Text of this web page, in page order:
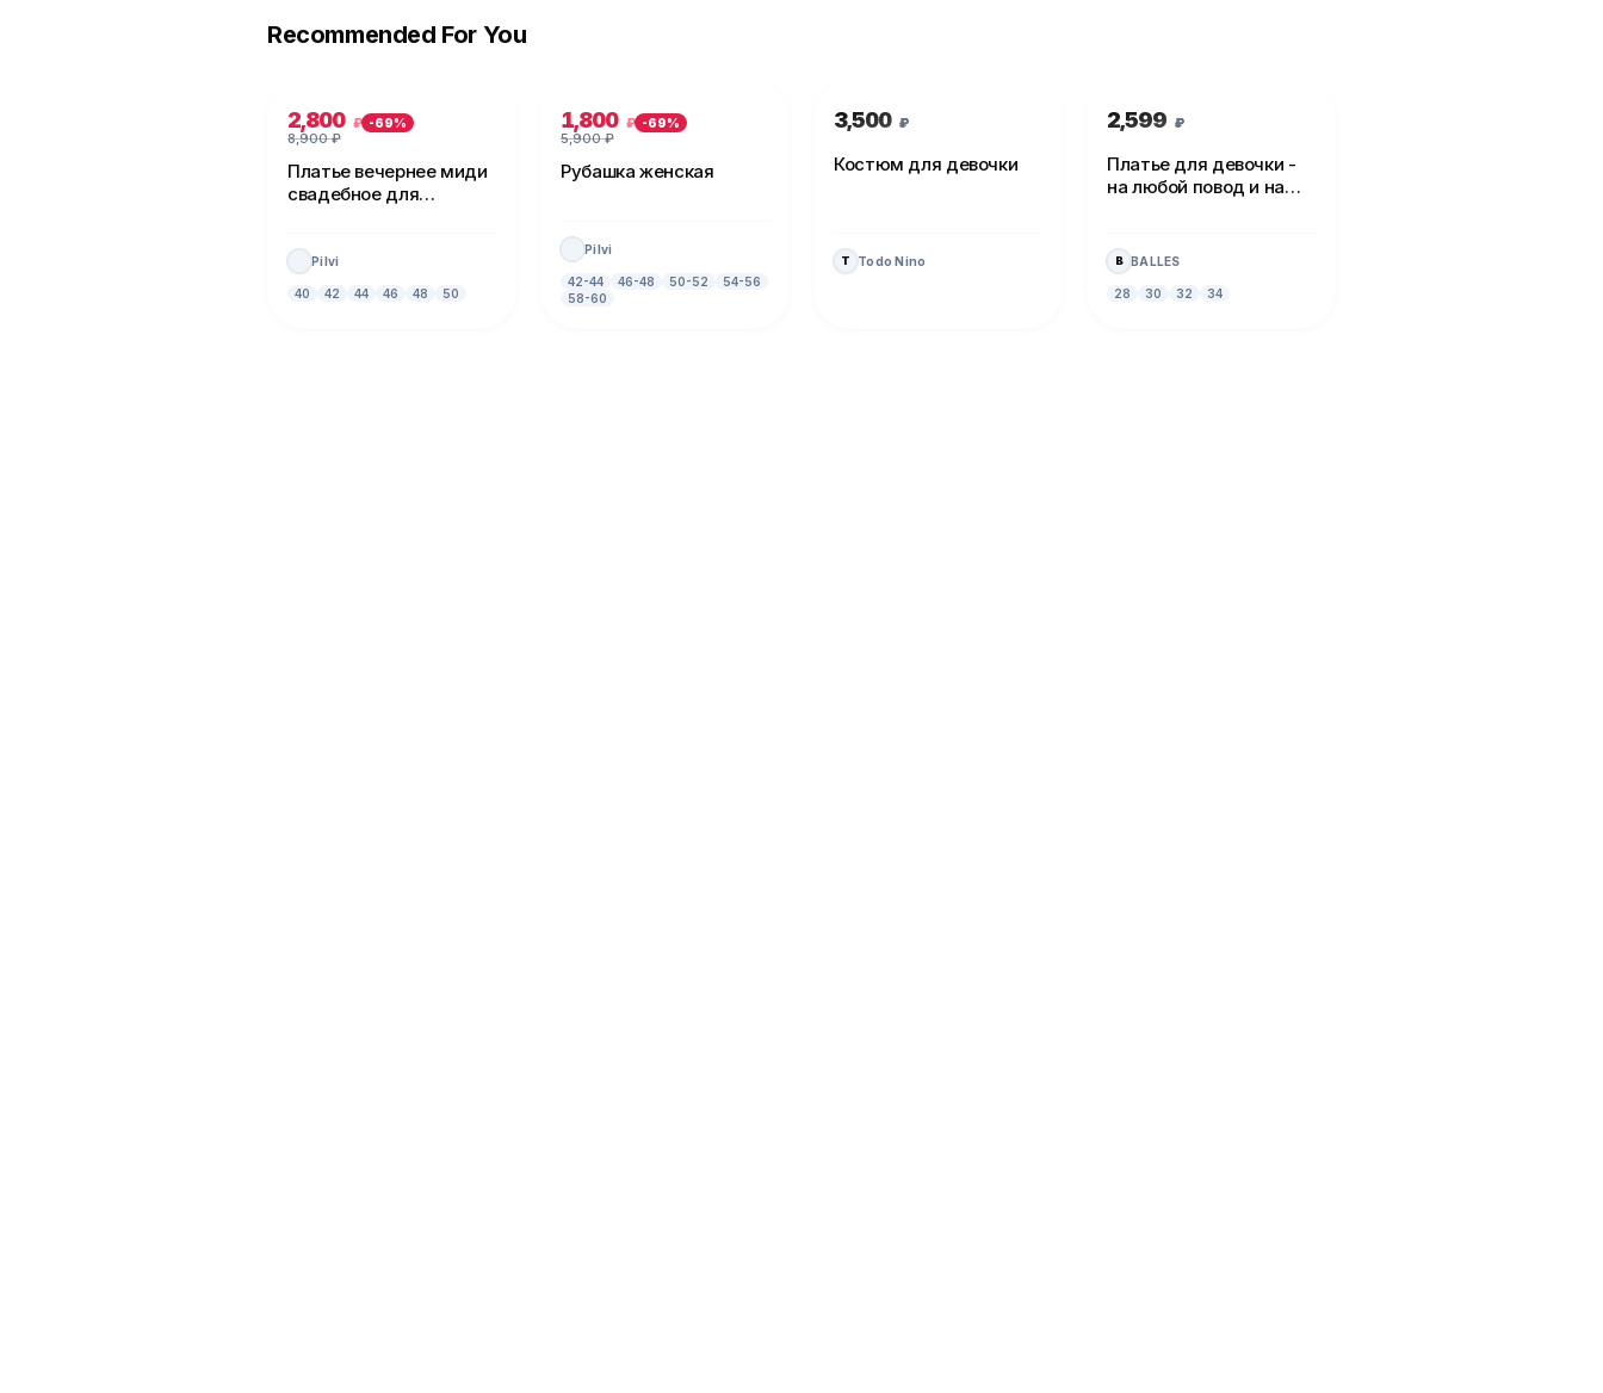
Recommended For You
2,800 ₽ -69%
8,900 ₽
Платье вечернее миди
свадебное для
Pilvi
40 42 44 46 48 50
1,800 ₽ -69%
5,900 ₽
Рубашка женская
Pilvi
42-44 46-48 50-52
54-56
58-60
3,500 ₽
Костюм для девочки
T Todo Nino
2,599 ₽
Платье для девочки -
на любой повод и на
B BALLES
28 30 32 34